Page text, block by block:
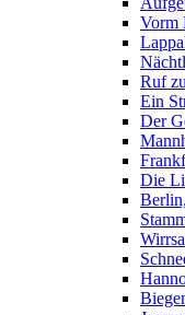
Vorm
Ruf
Ein
Der
Die